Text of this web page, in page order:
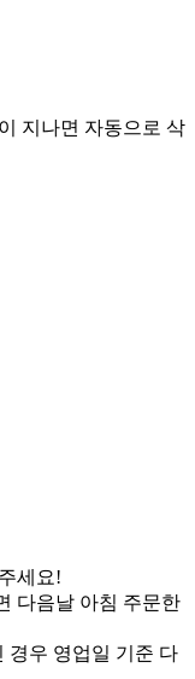
지나면 자동으로 삭
세요!
다음날 아침 주문한
경우 영업일 기준 다